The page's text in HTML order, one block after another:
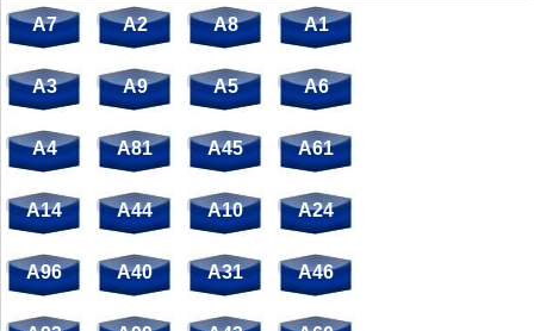
A7 A2 A8 A1
A3 A9 A5 A6
A4 A81 A45 A61
A14 A44 A10 A24
A96 A40 A31 A46